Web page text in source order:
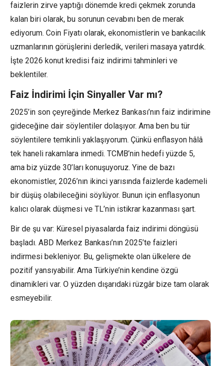
faizlerin zirve yaptığı dönemde kredi çekmek zorunda
kalan biri olarak, bu sorunun cevabını ben de merak
ediyorum. Coin Fiyatı olarak, ekonomistlerin ve bankacılık
uzmanlarının görüşlerini derledik, verileri masaya yatırdık.
İşte 2026 konut kredisi faiz indirimi tahminleri ve
beklentiler.
Faiz İndirimi İçin Sinyaller Var mı?
2025’in son çeyreğinde Merkez Bankası’nın faiz indirimine
gideceğine dair söylentiler dolaşıyor. Ama ben bu tür
söylentilere temkinli yaklaşıyorum. Çünkü enflasyon hâlâ
tek haneli rakamlara inmedi. TCMB’nin hedefi yüzde 5,
ama biz yüzde 30’ları konuşuyoruz. Yine de bazı
ekonomistler, 2026’nın ikinci yarısında faizlerde kademeli
bir düşüş olabileceğini söylüyor. Bunun için enflasyonun
kalıcı olarak düşmesi ve TL’nin istikrar kazanması şart.
Bir de şu var: Küresel piyasalarda faiz indirimi döngüsü
başladı. ABD Merkez Bankası’nın 2025’te faizleri
indirmesi bekleniyor. Bu, gelişmekte olan ülkelere de
pozitif yansıyabilir. Ama Türkiye’nin kendine özgü
dinamikleri var. O yüzden dışarıdaki rüzgâr bize tam olarak
esmeyebilir.